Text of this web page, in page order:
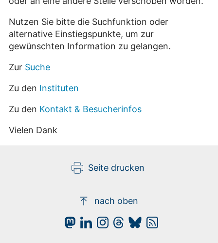
Nutzen Sie bitte die Suchfunktion oder
alternative Einstiegspunkte, um zur
gewünschten Information zu gelangen.
Zur Suche
Zu den Instituten
Zu den Kontakt & Besucherinfos
Vielen Dank
Seite drucken
nach oben